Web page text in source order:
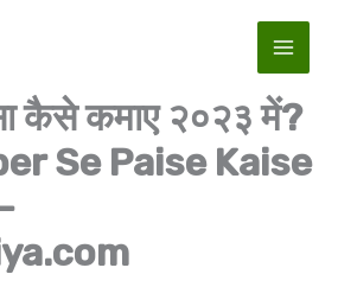
कैसे कमाए २०२३ में?
Se Paise Kaise